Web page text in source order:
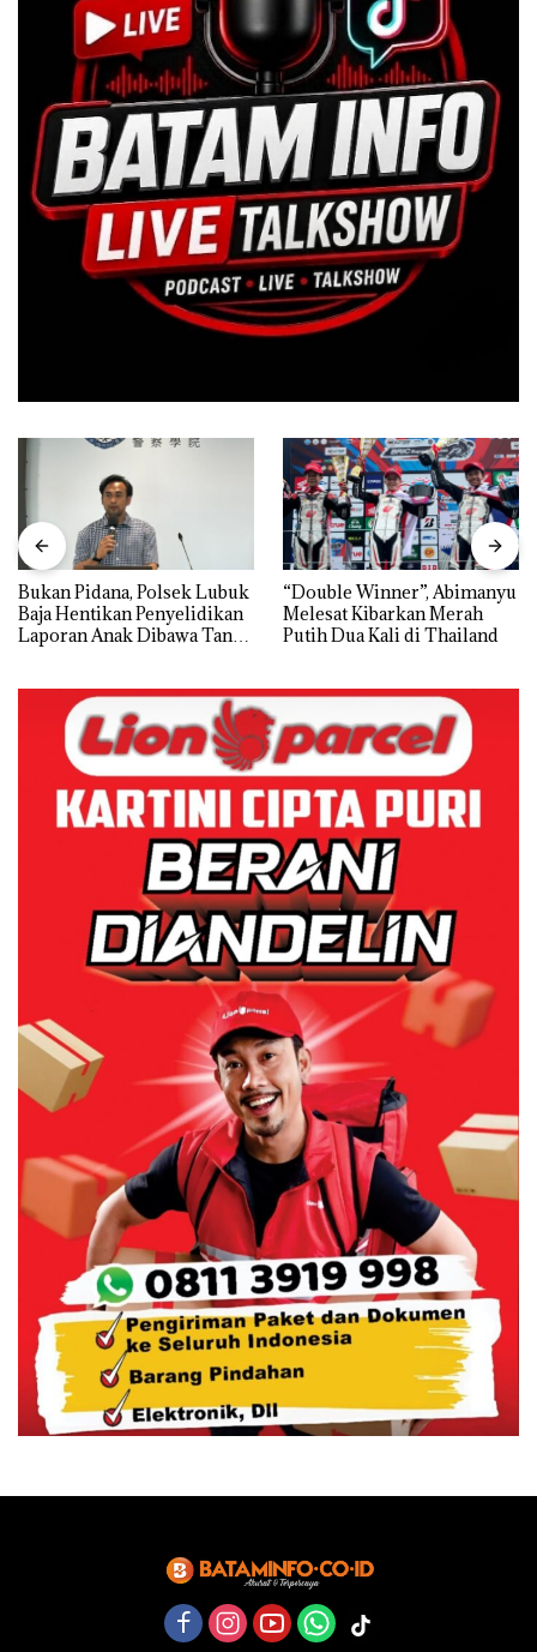
Bukan Pidana, Polsek Lubuk
Baja Hentikan Penyelidikan
Laporan Anak Dibawa Tanpa
“Double Winner”, Abimanyu
Melesat Kibarkan Merah
Putih Dua Kali di Thailand